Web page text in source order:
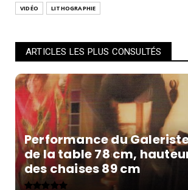
VIDÉO
LITHOGRAPHIE
ARTICLES LES PLUS CONSULTÉS
Performance du
de la table 78 cm,
des chaises 89 cm